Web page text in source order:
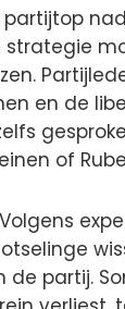
strategie
en de
of
partij.